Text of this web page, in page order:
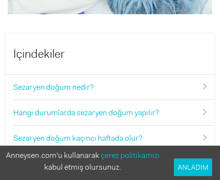
İçindekiler
Sezaryen doğum nedir?
Hangi durumlarda sezaryen doğum yapılır?
Sezaryen doğum kaçıncı haftada olur?
Sezaryen doğumun riskleri neler?
Anneysen.com'u kullanarakçerez politikamızı
kabul etmiş olursunuz.
ANLADIM